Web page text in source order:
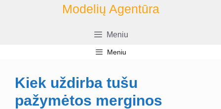
Modelių Agentūra
Meniu
Meniu
Kiek uždirba tušu
pažymėtos merginos